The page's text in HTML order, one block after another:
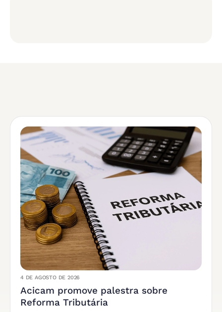
4 DE AGOSTO DE 2026
Acicam promove palestra sobre
Reforma Tributária